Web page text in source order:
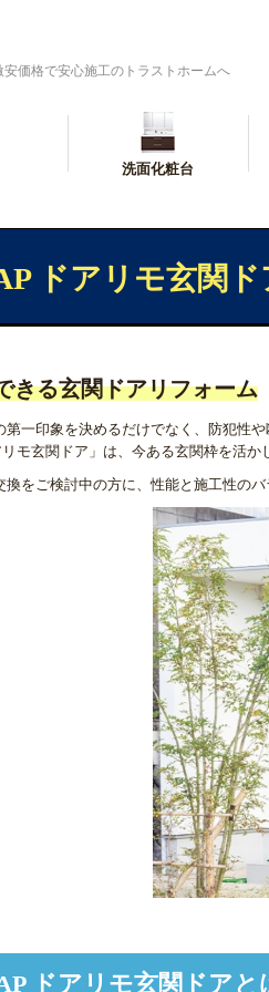
価格で安心施工のトラストホームへ
洗面化粧台
ドアリモ玄関ド
きる玄関ドアリフォーム
第一印象を決めるだけでなく、防犯性
モ玄関ドア」は、今ある玄関枠を活か
換をご検討中の方に、性能と施工性の
ドアリモ玄関ドアと